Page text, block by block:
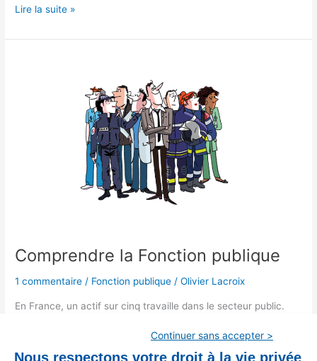
Lire la suite »
Comprendre la Fonction publique
1 commentaire / Fonction publique /Olivier Lacroix
En France, un actif sur cinq travaille dans le secteur public.
fonctions publiques : la fonction publique d’État, la fonction
publique territoriale et la fonction publique hospitalière
Continuer sans accepter >
Nous respectons votre droit à la vie privée